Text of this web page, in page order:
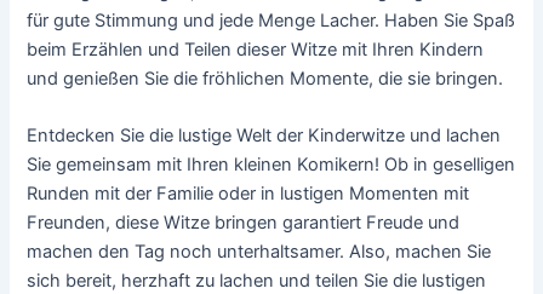
für gute Stimmung und jede Menge Lacher. Haben Sie Spaß
beim Erzählen und Teilen dieser Witze mit Ihren Kindern
und genießen Sie die fröhlichen Momente, die sie bringen.
Entdecken Sie die lustige Welt der Kinderwitze und lachen
Sie gemeinsam mit Ihren kleinen Komikern! Ob in geselligen
Runden mit der Familie oder in lustigen Momenten mit
Freunden, diese Witze bringen garantiert Freude und
machen den Tag noch unterhaltsamer. Also, machen Sie
sich bereit, herzhaft zu lachen und teilen Sie die lustigen